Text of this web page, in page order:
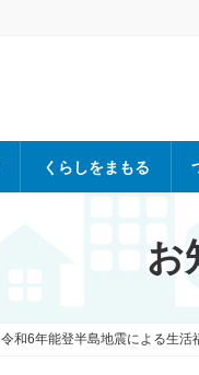
くらしをまもる
お
令和6年能登半島地震による生活